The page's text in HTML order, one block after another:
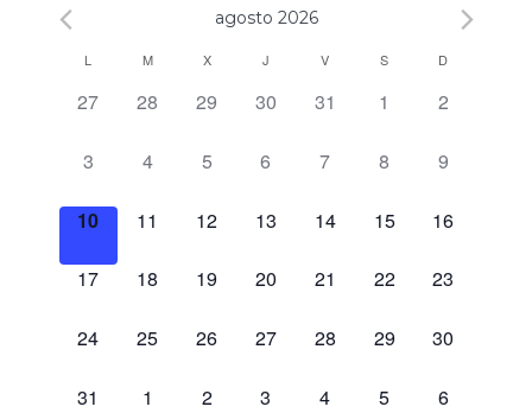
agosto 2026
Calendario
de
Eventos
L M X J V S D
0 eventos,
27 0 eventos,
28 0 eventos,
29 0 eventos,
30 0 eventos,
31 0 eventos,
1 0 eventos,
2
0 eventos,
3 0 eventos,
4 0 eventos,
5 0 eventos,
6 0 eventos,
7 0 eventos,
8 0 eventos,
9
0 eventos,
10 0 eventos,
11 0 eventos,
12 0 eventos,
13 0 eventos,
14 0 eventos,
15 0 eventos,
16
0 eventos,
17 0 eventos,
18 0 eventos,
19 0 eventos,
20 0 eventos,
21 0 eventos,
22 0 eventos,
23
0 eventos,
24 0 eventos,
25 0 eventos,
26 0 eventos,
27 0 eventos,
28 0 eventos,
29 0 eventos,
30
0 eventos,
31 0 eventos,
1 0 eventos,
2 0 eventos,
3 0 eventos,
4 0 eventos,
5 0 eventos,
6